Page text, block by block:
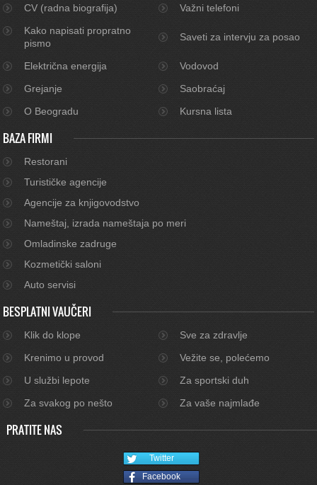
CV (radna biografija)
Važni telefoni
Kako napisati propratno
pismo
Saveti za intervju za posao
Električna energija
Vodovod
Grejanje
Saobraćaj
O Beogradu
Kursna lista
BAZA FIRMI
Restorani
Turističke agencije
Agencije za knjigovodstvo
Nameštaj, izrada nameštaja po meri
Omladinske zadruge
Kozmetički saloni
Auto servisi
BESPLATNI VAUČERI
Klik do klope
Sve za zdravlje
Krenimo u provod
Vežite se, polećemo
U službi lepote
Za sportski duh
Za svakog po nešto
Za vaše najmlađe
PRATITE NAS
Twitter
Facebook